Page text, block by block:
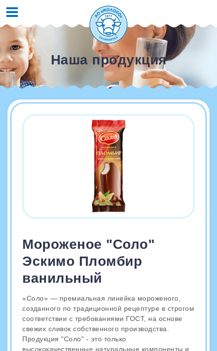
Наша продукция
Мороженое "Соло"
Эскимо Пломбир
ванильный
«Соло» — премиальная линейка мороженого,
созданного по традиционной рецептуре в строгом
соответствии с требованиями ГОСТ, на основе
свежих сливок собственного производства.
Продукция "Соло" - это только
высококачественные натуральные компоненты и